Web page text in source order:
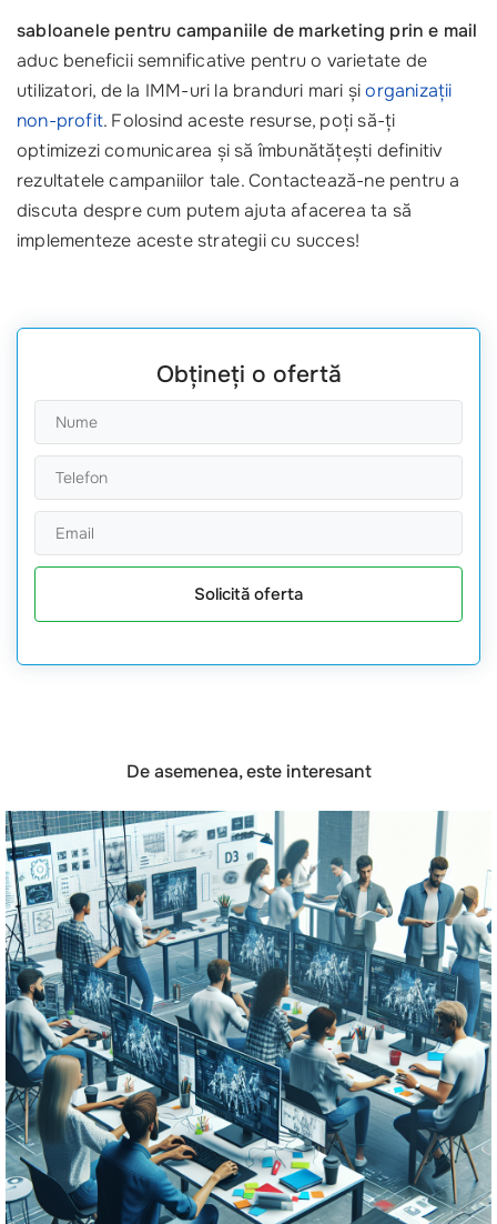
sabloanele pentru campaniile de marketing prin e mail
aduc beneficii semnificative pentru o varietate de
utilizatori, de la IMM-uri la branduri mari șiorganizații
non-profit. Folosind aceste resurse, poți să-ți
optimizezi comunicarea și să îmbunătățești definitiv
rezultatele campaniilor tale. Contactează-ne pentru a
discuta despre cum putem ajuta afacerea ta să
implementeze aceste strategii cu succes!
Obțineți o ofertă
Solicită oferta
De asemenea, este interesant